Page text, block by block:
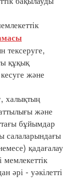
тексеруге,
құқық
және
халықтың
және
бұйымдар
салаларындағы
қадағалау
әрі - уәкілетті